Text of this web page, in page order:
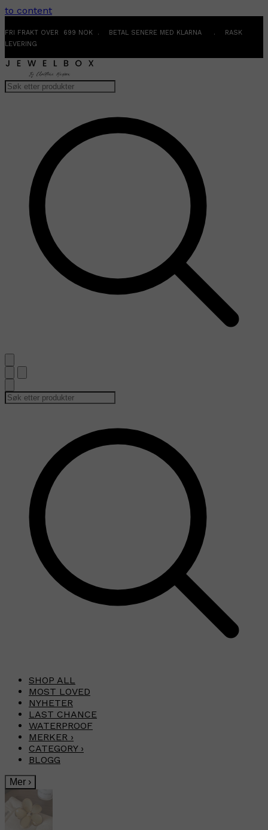
to content
FRI FRAKT OVER 699 NOK . BETAL SENERE MED KLARNA . RASK
LEVERING
SHOP ALL
MOST LOVED
NYHETER
LAST CHANCE
WATERPROOF
MERKER ›
CATEGORY ›
BLOGG
Mer ›